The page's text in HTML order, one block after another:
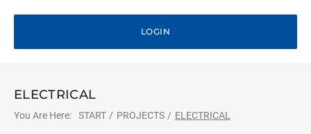
LOGIN
ELECTRICAL
You Are Here: START / PROJECTS / ELECTRICAL